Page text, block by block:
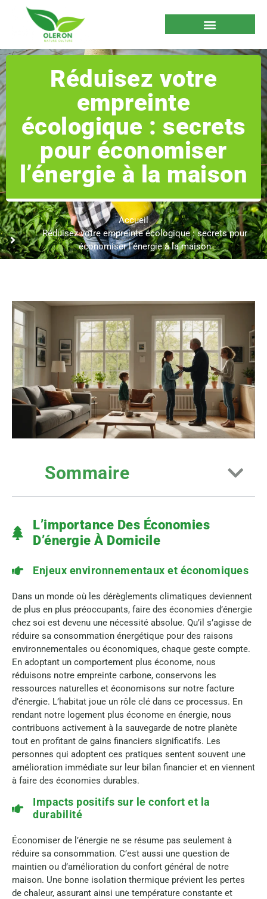
Réduisez votre
empreinte
écologique : secrets
pour économiser
l’énergie à la maison
Accueil
Réduisez votre empreinte écologique : secrets pour
économiser l’énergie à la maison
Sommaire
L’importance Des Économies
D’énergie À Domicile
Enjeux environnementaux et économiques
Dans un monde où les dérèglements climatiques deviennent
de plus en plus préoccupants, faire des économies d’énergie
chez soi est devenu une nécessité absolue. Qu’il s’agisse de
réduire sa consommation énergétique pour des raisons
environnementales ou économiques, chaque geste compte.
En adoptant un comportement plus économe, nous
réduisons notre empreinte carbone, conservons les
ressources naturelles et économisons sur notre facture
d’énergie. L’habitat joue un rôle clé dans ce processus. En
rendant notre logement plus économe en énergie, nous
contribuons activement à la sauvegarde de notre planète
tout en profitant de gains financiers significatifs. Les
personnes qui adoptent ces pratiques sentent souvent une
amélioration immédiate sur leur bilan financier et en viennent
à faire des économies durables.
Impacts positifs sur le confort et la
durabilité
Économiser de l’énergie ne se résume pas seulement à
réduire sa consommation. C’est aussi une question de
maintien ou d’amélioration du confort général de notre
maison. Une bonne isolation thermique prévient les pertes
de chaleur, assurant ainsi une température constante et